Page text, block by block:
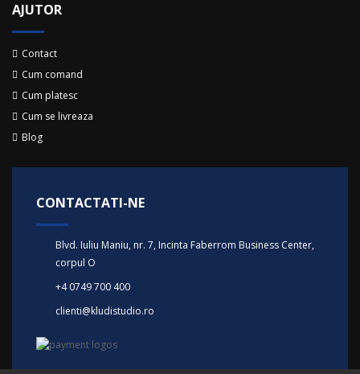
AJUTOR
Contact
Cum comand
Cum platesc
Cum se livreaza
Blog
CONTACTATI-NE
Blvd. Iuliu Maniu, nr. 7, Incinta Faberrom Business Center,
corpul O
+4 0749 700 400
clienti@kludistudio.ro